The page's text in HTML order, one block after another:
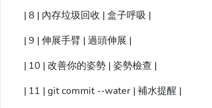
| 8 | 內存垃圾回收 | 盒子呼吸 |
| 9 | 伸展手臂 | 過頭伸展 |
| 10 | 改善你的姿勢 | 姿勢檢查 |
| 11 | git commit --water | 補水提醒 |